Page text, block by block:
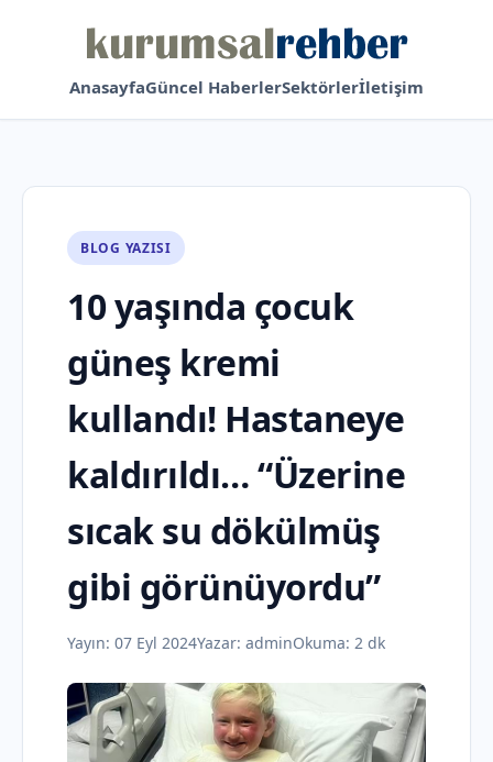
AnasayfaGüncel HaberlerSektörlerİletişim
BLOG YAZISI
10 yaşında çocuk
güneş kremi
kullandı! Hastaneye
kaldırıldı… “Üzerine
sıcak su dökülmüş
gibi görünüyordu”
Yayın: 07 Eyl 2024Yazar: adminOkuma: 2 dk